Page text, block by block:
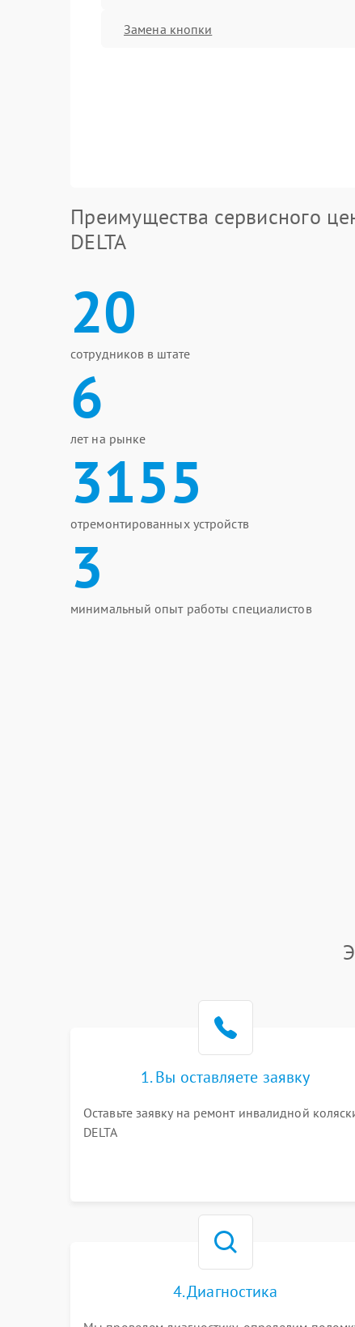
Замена кнопки
Преимущества сервисного
DELTA
20
сотрудников в штате
6
лет на рынке
3155
отремонтированных устройств
3
минимальный опыт работы специалистов
1. Вы оставляете заявку
Оставьте заявку на ремонт инвалидной
DELTA
4. Диагностика